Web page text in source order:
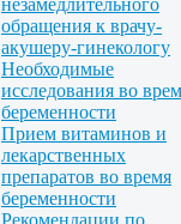
незамедлительного
обращения к врачу-
акушеру-гинекологу
Необходимые
исследования во
беременности
Прием витаминов и
лекарственных
препаратов во время
беременности
Рекомендации по